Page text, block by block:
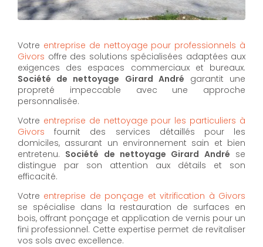
Votre entreprise de nettoyage pour professionnels à
Givors offre des solutions spécialisées adaptées aux
exigences des espaces commerciaux et bureaux.
Société de nettoyage Girard André garantit une
propreté impeccable avec une approche
personnalisée.
Votre entreprise de nettoyage pour les particuliers à
Givors fournit des services détaillés pour les
domiciles, assurant un environnement sain et bien
entretenu. Société de nettoyage Girard André se
distingue par son attention aux détails et son
efficacité.
Votre entreprise de ponçage et vitrification à Givors
se spécialise dans la restauration de surfaces en
bois, offrant ponçage et application de vernis pour un
fini professionnel. Cette expertise permet de revitaliser
vos sols avec excellence.